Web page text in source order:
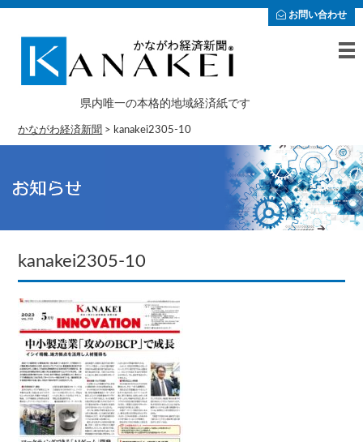
お問い合わせ
県内唯一の本格的地域経済紙です
かながわ経済新聞 > kanakei2305-10
kanakei2305-10